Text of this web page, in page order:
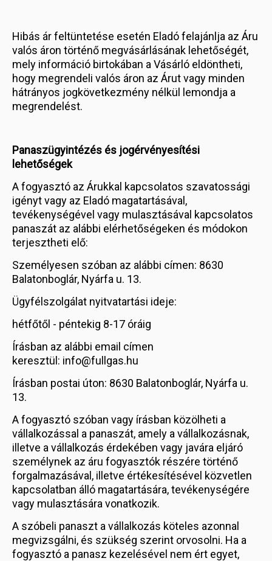
Hibás ár feltüntetése esetén Eladó felajánlja az Áru
valós áron történő megvásárlásának lehetőségét,
mely információ birtokában a Vásárló eldöntheti,
hogy megrendeli valós áron az Árut vagy minden
hátrányos jogkövetkezmény nélkül lemondja a
megrendelést.
Panaszügyintézés és jogérvényesítési
lehetőségek
A fogyasztó az Árukkal kapcsolatos szavatossági
igényt vagy az Eladó magatartásával,
tevékenységével vagy mulasztásával kapcsolatos
panaszát az alábbi elérhetőségeken és módokon
terjesztheti elő:
Személyesen szóban az alábbi címen: 8630
Balatonboglár, Nyárfa u. 13.
Ügyfélszolgálat nyitvatartási ideje:
hétfőtől - péntekig 8-17 óráig
Írásban az alábbi email címen
keresztül: info@fullgas.hu
Írásban postai úton: 8630 Balatonboglár, Nyárfa u.
13.
A fogyasztó szóban vagy írásban közölheti a
vállalkozással a panaszát, amely a vállalkozásnak,
illetve a vállalkozás érdekében vagy javára eljáró
személynek az áru fogyasztók részére történő
forgalmazásával, illetve értékesítésével közvetlen
kapcsolatban álló magatartására, tevékenységére
vagy mulasztására vonatkozik.
A szóbeli panaszt a vállalkozás köteles azonnal
megvizsgálni, és szükség szerint orvosolni. Ha a
fogyasztó a panasz kezelésével nem ért egyet,